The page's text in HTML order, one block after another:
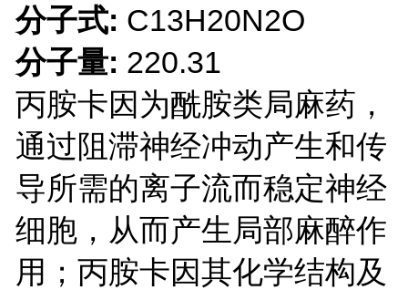
分子式: C13H20N2O
分子量: 220.31
丙胺卡因为酰胺类局麻药，
通过阻滞神经冲动产生和传
导所需的离子流而稳定神经
细胞，从而产生局部麻醉作
用；丙胺卡因其化学结构及